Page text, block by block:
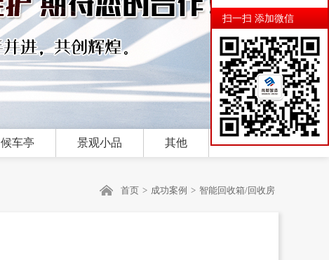
候车亭 景观小品 其他
首页 > 成功案例 > 智能回收箱/回收房
扫一扫 添加微信